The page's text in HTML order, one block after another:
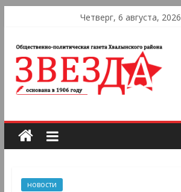
Четверг, 6 августа, 2026
новости